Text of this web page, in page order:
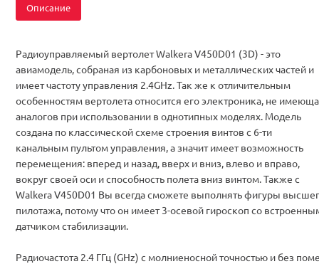
Описание
Радиоуправляемый вертолет Walkera V450D01 (3D) - это
авиамодель, собраная из карбоновых и металлических частей и
имеет частоту управления 2.4GHz. Так же к отличительным
особенностям вертолета относится его электроника, не
аналогов при использовании в однотипных моделях. Модель
создана по классической схеме строения винтов с 6-ти
канальным пультом управления, а значит имеет возможность
перемещения: вперед и назад, вверх и вниз, влево и вправо,
вокруг своей оси и способность полета вниз винтом. Также с
Walkera V450D01 Вы всегда сможете выполнять фигуры
пилотажа, потому что он имеет 3-осевой гироскоп со
датчиком стабилизации.
Радиочастота 2.4 ГГц (GHz) с молниеносной точностью и без